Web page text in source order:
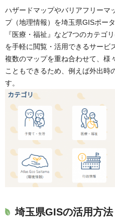
ハザードマップやバリアフリーマ
プ（地理情報）を埼玉県GISポー
『医療・福祉』など7つのカテゴ
を手軽に閲覧・活用できるサービ
複数のマップを重ね合わせて、様
こともできるため、例えば外出時
す。
埼玉県GISの活用方法